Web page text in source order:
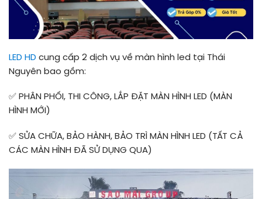
LED HD cung cấp 2 dịch vụ về màn hình led tại Thái
Nguyên bao gồm:
✅ PHÂN PHỐI, THI CÔNG, LẮP ĐẶT MÀN HÌNH LED (MÀN
HÌNH MỚI)
✅ SỬA CHỮA, BẢO HÀNH, BẢO TRÌ MÀN HÌNH LED (TẤT CẢ
CÁC MÀN HÌNH ĐÃ SỬ DỤNG QUA)